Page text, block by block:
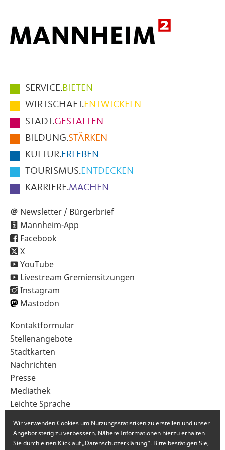
Hauptmenüpunkte
im
Fußbereich
der
Seite
SERVICE.BIETEN
WIRTSCHAFT.ENTWICKELN
STADT.GESTALTEN
BILDUNG.STÄRKEN
KULTUR.ERLEBEN
TOURISMUS.ENTDECKEN
KARRIERE.MACHEN
Newsletter / Bürgerbrief
Mannheim-App
Facebook
X
YouTube
Livestream Gremiensitzungen
Instagram
Mastodon
Sekundärnavigation
im
Fußbereich
Kontaktformular
Stellenangebote
Stadtkarten
Nachrichten
Presse
Mediathek
Leichte Sprache
Wir verwenden Cookies um Nutzungsstatistiken zu erstellen und unser
Angebot stetig zu verbessern. Nähere Informationen hierzu erhalten
Sie durch einen Klick auf „Datenschutzerklärung“. Bitte bestätigen Sie,